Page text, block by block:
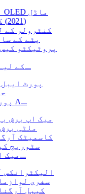
Nintendo Sw کے لیے کیس اٹھانا...
پورٹ ایبل ٹریول سوئچ کیس A...
میک اپ برش بیگ آرگنائزر پو...